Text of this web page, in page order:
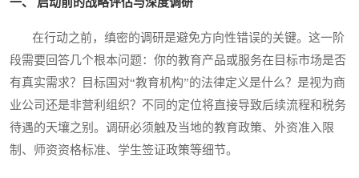
一、 启动前的战略评估与深度调研
在行动之前，缜密的调研是避免方向性错误的关键。这一阶
段需要回答几个根本问题：你的教育产品或服务在目标市场是否
有真实需求？目标国对“教育机构”的法律定义是什么？是视为商
业公司还是非营利组织？不同的定位将直接导致后续流程和税务
待遇的天壤之别。调研必须触及当地的教育政策、外资准入限
制、师资资格标准、学生签证政策等细节。